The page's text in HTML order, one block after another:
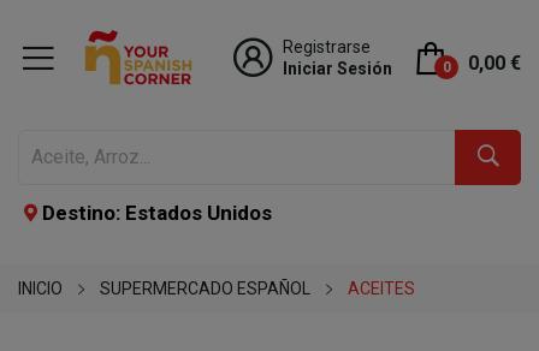
Registrarse
Iniciar Sesión
0 0,00 €
Destino: Estados Unidos
INICIO SUPERMERCADO ESPAÑOL ACEITES